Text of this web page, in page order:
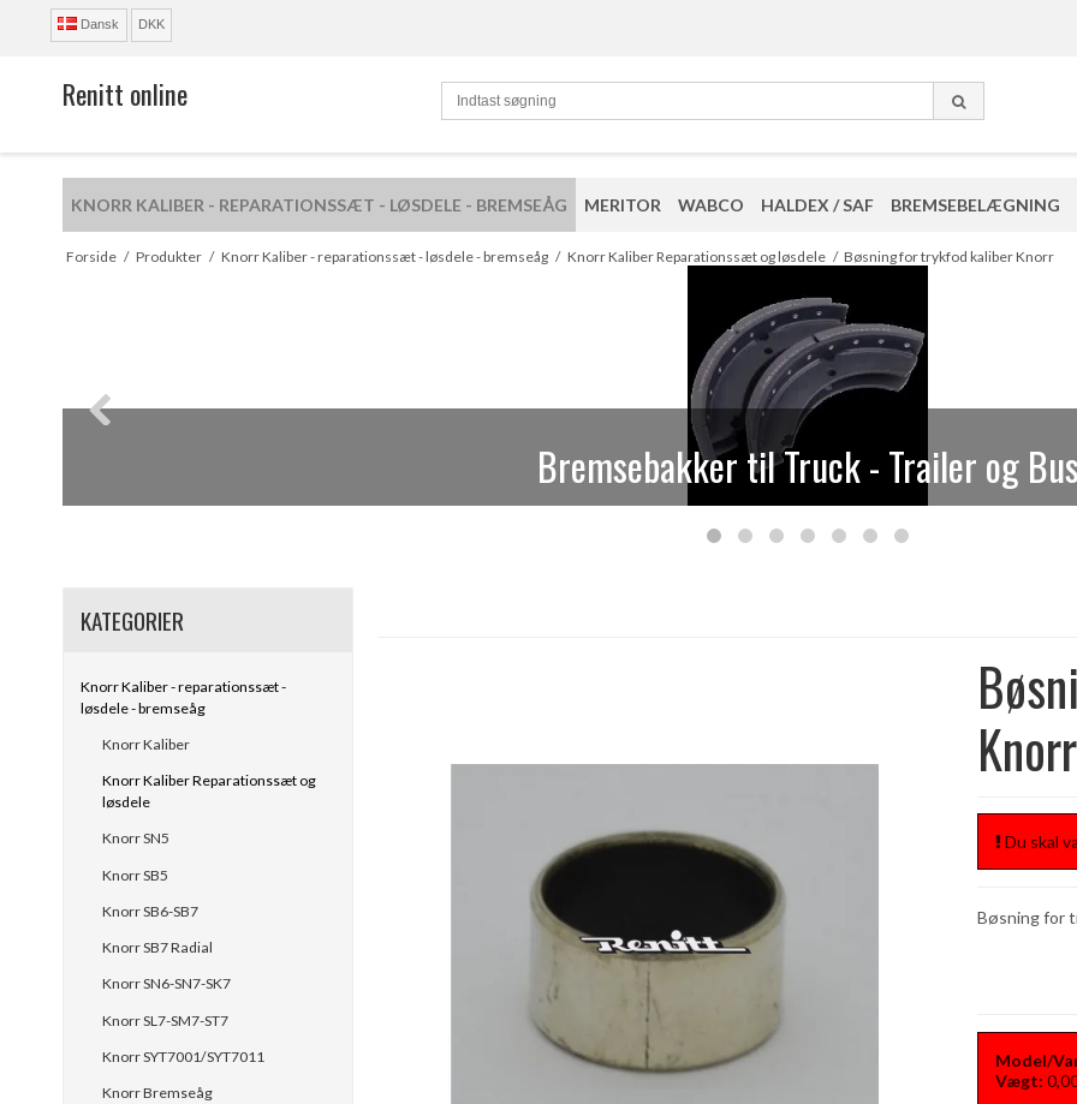
Dansk DKK
Renitt online
KNORR KALIBER - REPARATIONSSÆT - LØSDELE - BREMSEÅG MERITOR WABCO HALDEX / SAF BREMSEBELÆGNING
Forside / Produkter / Knorr Kaliber - reparationssæt - løsdele - bremseåg / Knorr Kaliber Reparationssæt og løsdele / Bøsning for trykfod kaliber Knorr
Bremsebakker til Truck - Trailer og Bus
Reparationssæt og løsdele til Knorr
KATEGORIER
Knorr Kaliber - reparationssæt -
løsdele - bremseåg
Knorr Kaliber
Knorr Kaliber Reparationssæt og
løsdele
Knorr SN5
Knorr SB5
Knorr SB6-SB7
Knorr SB7 Radial
Knorr SN6-SN7-SK7
Knorr SL7-SM7-ST7
Knorr SYT7001/SYT7011
Knorr Bremseåg
Knorr
Du skal
Bøsning for
Model/
Vægt: